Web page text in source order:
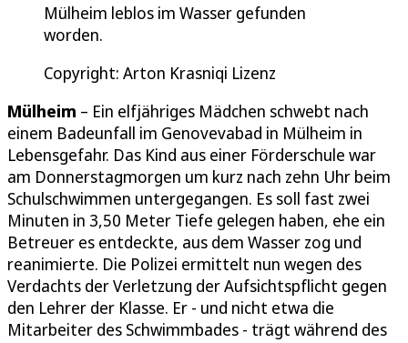
Mülheim leblos im Wasser gefunden
worden.
Copyright: Arton Krasniqi Lizenz
Mülheim – Ein elfjähriges Mädchen schwebt nach
einem Badeunfall im Genovevabad in Mülheim in
Lebensgefahr. Das Kind aus einer Förderschule war
am Donnerstagmorgen um kurz nach zehn Uhr beim
Schulschwimmen untergegangen. Es soll fast zwei
Minuten in 3,50 Meter Tiefe gelegen haben, ehe ein
Betreuer es entdeckte, aus dem Wasser zog und
reanimierte. Die Polizei ermittelt nun wegen des
Verdachts der Verletzung der Aufsichtspflicht gegen
den Lehrer der Klasse. Er - und nicht etwa die
Mitarbeiter des Schwimmbades - trägt während des